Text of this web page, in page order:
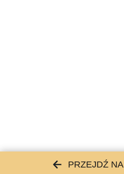
PRZEJDŹ NA